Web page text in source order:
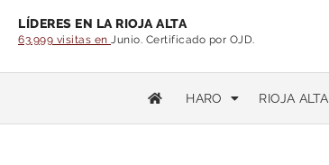
LÍDERES EN LA RIOJA ALTA
63.999 visitas en Junio. Certificado por OJD.
HARO RIOJA ALTA